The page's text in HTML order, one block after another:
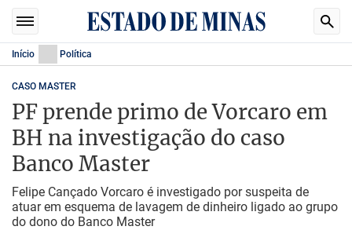
Início Política
CASO MASTER
PF prende primo de Vorcaro em
BH na investigação do caso
Banco Master
Felipe Cançado Vorcaro é investigado por suspeita de
atuar em esquema de lavagem de dinheiro ligado ao grupo
do dono do Banco Master